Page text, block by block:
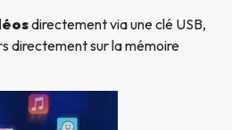
directement via une clé USB,
directement sur la mémoire